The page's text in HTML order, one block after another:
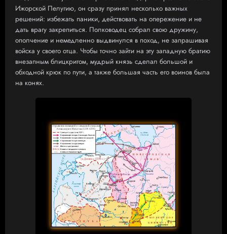
Ижорской Пелугию, он сразу принял несколько важных
решений: избежать паники, действовать на опережение и не
дать врагу закрепиться. Полководец собрал свою дружину,
ополчение и немедленно выдвинулся в поход, не запрашивая
войска у своего отца. Чтобы точно зайти на эту западную братию
внезапным блицкригом, мудрый князь сделал большой и
обходной крюк по пути, а также большая часть его воинов была
на конях.